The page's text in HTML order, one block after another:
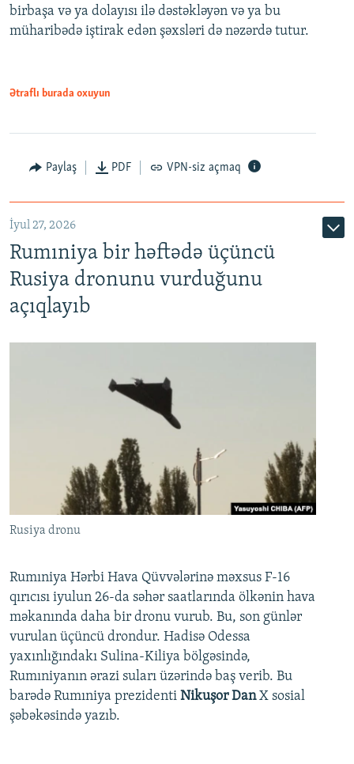
birbaşa və ya dolayısı ilə dəstəkləyən və ya bu
müharibədə iştirak edən şəxsləri də nəzərdə tutur.
Ətraflı burada oxuyun
Paylaş PDF VPN-siz açmaq
İyul 27, 2026
Rumıniya bir həftədə üçüncü
Rusiya dronunu vurduğunu
açıqlayıb
Rusiya dronu
Rumıniya Hərbi Hava Qüvvələrinə məxsus F-16
qırıcısı iyulun 26-da səhər saatlarında ölkənin hava
məkanında daha bir dronu vurub. Bu, son günlər
vurulan üçüncü drondur. Hadisə Odessa
yaxınlığındakı Sulina-Kiliya bölgəsində,
Rumıniyanın ərazi suları üzərində baş verib. Bu
barədə Rumıniya prezidenti Nikuşor DanX sosial
şəbəkəsində yazıb.